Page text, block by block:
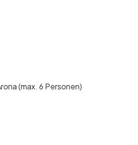
(max. 6 Personen)